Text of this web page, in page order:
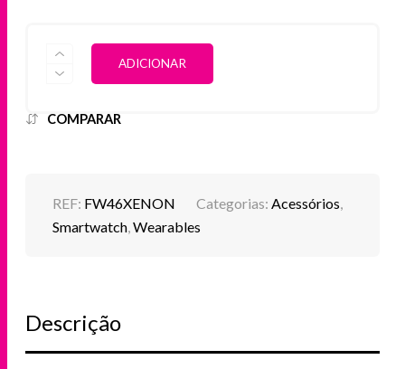
QUANTIDADE
SMARTWATCH
FW46
ADICIONAR
COMPARAR
REF: FW46XENON Categorias:Acessórios,
Smartwatch,Wearables
Descrição